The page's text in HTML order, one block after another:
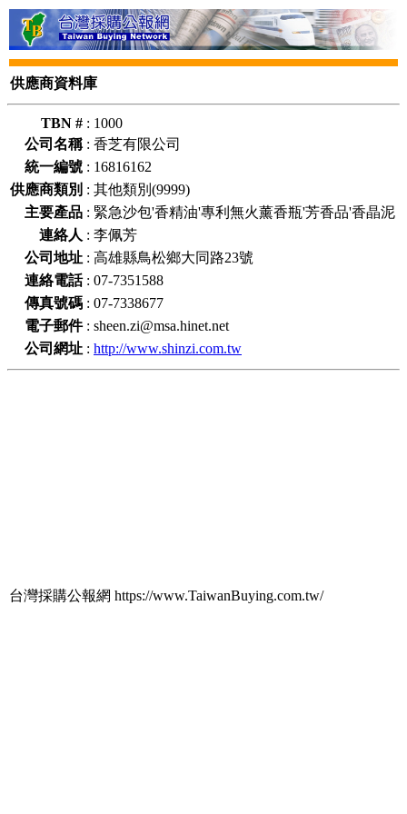
供應商資料庫
TBN # : 1000
公司名稱: 香芝有限公司
統一編號 : 16816162
供應商類別 : 其他類別(9999)
主要產品 : 緊急沙包'香精油'專利無火薰香瓶'芳香品'香晶泥
連絡人 : 李佩芳
公司地址 : 高雄縣鳥松鄉大同路23號
連絡電話: 07-7351588
傳真號碼 : 07-7338677
電子郵件: sheen.zi@msa.hinet.net
公司網址 : http://www.shinzi.com.tw
台灣採購公報網 https://www.TaiwanBuying.com.tw/